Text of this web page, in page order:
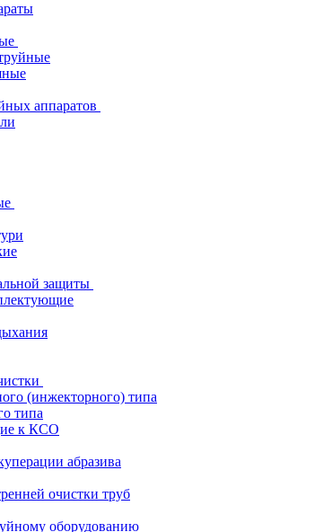
аппаратов
защиты
(инжекторного) типа
типа
к КСО
абразива
очистки труб
оборудованию